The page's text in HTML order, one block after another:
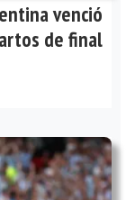
venció
de final